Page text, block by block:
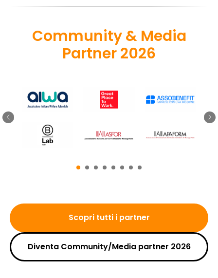
Community & Media
Partner 2026
Scopri tutti i partner
Diventa Community/Media partner 2026